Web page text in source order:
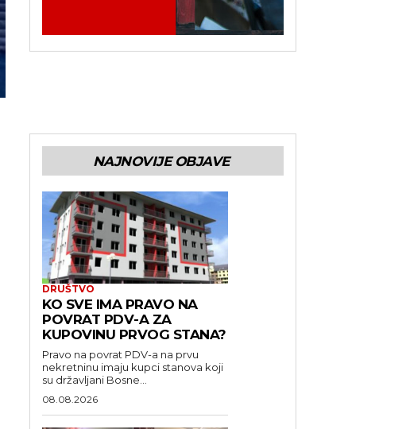
NAJNOVIJE OBJAVE
DRUŠTVO
KO SVE IMA PRAVO NA
POVRAT PDV-A ZA
KUPOVINU PRVOG STANA?
Pravo na povrat PDV-a na prvu
nekretninu imaju kupci stanova koji
su državljani Bosne...
08.08.2026